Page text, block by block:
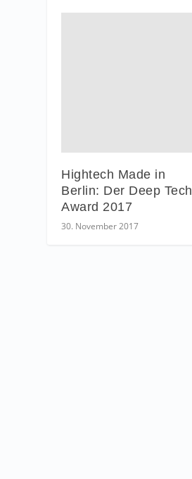
Hightech Made in
Berlin: Der Deep Tech
Award 2017
30. November 2017